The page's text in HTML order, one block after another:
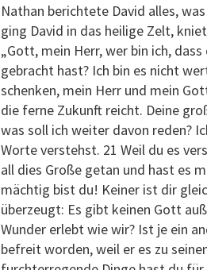
Nathan berichtete David alles,
ging David in das heilige Zelt,
„Gott, mein Herr, wer bin ich,
gebracht hast? Ich bin es nicht
schenken, mein Herr und mein
die ferne Zukunft reicht. Deine
was soll ich weiter davon reden?
Worte verstehst. 21 Weil du es
all dies Große getan und hast es
mächtig bist du! Keiner ist dir
überzeugt: Es gibt keinen Gott
Wunder erlebt wie wir? Ist je ein
befreit worden, weil er es zu